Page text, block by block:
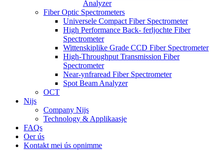
Analyzer
Fiber Optic Spectrometers
Universele Compact Fiber Spectrometer
High Performance Back- ferljochte Fiber
Spectrometer
Wittenskiplike Grade CCD Fiber Spectrometer
High-Throughput Transmission Fiber
Spectrometer
Near-ynfraread Fiber Spectrometer
Spot Beam Analyzer
OCT
Nijs
Company Nijs
Technology & Applikaasje
FAQs
Oer ús
Kontakt mei ús opnimme